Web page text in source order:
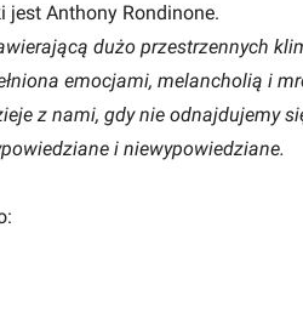
jest Anthony Rondinone.
dużo przestrzennych
emocjami, melancholią i
z nami, gdy nie odnajdujemy
i niewypowiedziane.